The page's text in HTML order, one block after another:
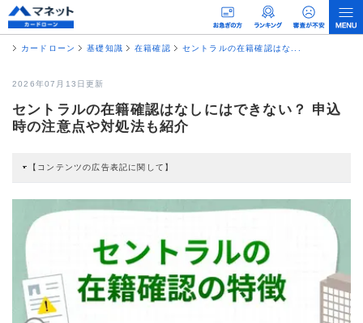
カードローン 基礎知識 在籍確認 セントラルの在籍確認はな...
2026年07月13日更新
セントラルの在籍確認はなしにはできない？ 申込
時の注意点や対処法も紹介
【コンテンツの広告表記に関して】
だし、特定の商品を根拠なくPRするものではなく、当編集部の調査／ユーザー
への口コミ収集などに基づき、公平性を担保した情報提供を行っています。